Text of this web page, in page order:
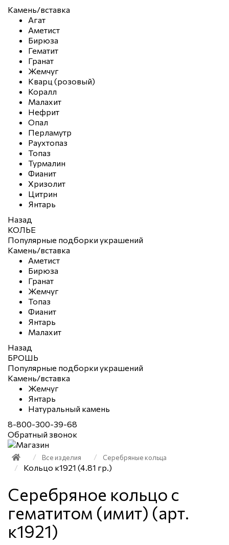
Камень/вставка
Агат
Аметист
Бирюза
Гематит
Гранат
Жемчуг
Кварц (розовый)
Коралл
Малахит
Нефрит
Опал
Перламутр
Раухтопаз
Топаз
Турмалин
Фианит
Хризолит
Цитрин
Янтарь
Назад
КОЛЬЕ
Популярные подборки украшений
Камень/вставка
Аметист
Бирюза
Гранат
Жемчуг
Топаз
Фианит
Янтарь
Малахит
Назад
БРОШЬ
Популярные подборки украшений
Камень/вставка
Жемчуг
Янтарь
Натуральный камень
8-800-300-39-68
Обратный звонок
Все изделия Серебряные кольца
Кольцо к1921 (4.81 гр.)
Серебряное кольцо с
гематитом (имит) (арт.
к1921)